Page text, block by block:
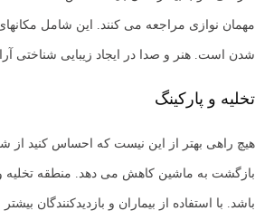
مهمان نوازی مراجعه می کنند. این شامل
شدن است. هنر و صدا در ایجاد زیبایی شناختی
تخلیه و پارکینگ
هیچ راهی بهتر از این نیست که احساس کنید از
بازگشت به ماشین کاهش می دهد. منطقه تخلیه و
باشد. با استفاده از بیماران و بازدیدکنندگان